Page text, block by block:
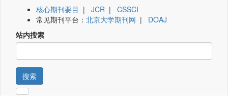
核心期刊要目 | JCR | CSSCI
常见期刊平台： 北京大学期刊网 | DOAJ
站内搜索
搜索